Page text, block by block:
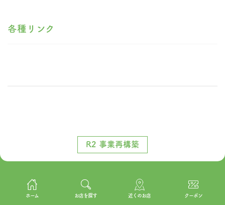
ホーム お店を探す 近くのお店 クーポン
各種リンク
R2 事業再構築